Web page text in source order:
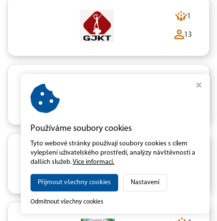
1
13
6
Používáme soubory cookies
Tyto webové stránky používají soubory cookies s cílem
vylepšení uživatelského prostředí, analýzy návštěvnosti a
dalších služeb.Více informací.
Přijmout všechny cookies Nastavení
Odmítnout všechny cookies